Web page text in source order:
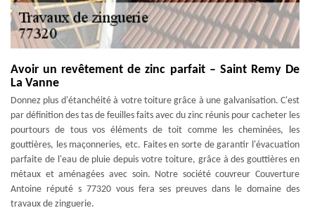
Avoir un revêtement de zinc parfait – Saint Remy De
La Vanne
Donnez plus d'étanchéité à votre toiture grâce à une galvanisation. C'est
par définition des tas de feuilles faits avec du zinc réunis pour cacheter les
pourtours de tous vos éléments de toit comme les cheminées, les
gouttières, les maçonneries, etc. Faites en sorte de garantir l'évacuation
parfaite de l'eau de pluie depuis votre toiture, grâce à des gouttières en
métaux et aménagées avec soin. Notre société couvreur Couverture
Antoine réputé s 77320 vous fera ses preuves dans le domaine des
travaux de zinguerie.